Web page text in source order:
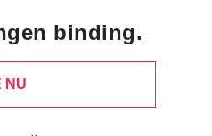
binding.
NU